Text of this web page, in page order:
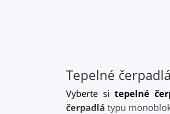
Tepelné
Vyberte sitepelné
čerpadlá typu